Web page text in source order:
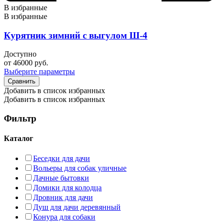
В избранные
В избранные
Курятник зимний с выгулом Ш-4
Доступно
от 46000 руб.
Выберите параметры
Сравнить
Добавить в список избранных
Добавить в список избранных
Фильтр
Каталог
Беседки для дачи
Вольеры для собак уличные
Дачные бытовки
Домики для колодца
Дровник для дачи
Душ для дачи деревянный
Конура для собаки